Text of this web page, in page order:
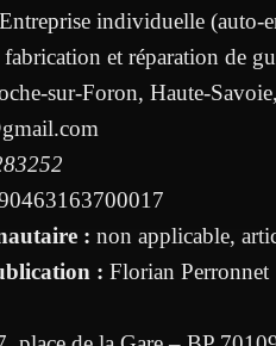
Entreprise individuelle (auto-
et réparation de
sur-Foron, Haute-
: non applicable,
: Florian Perronnet